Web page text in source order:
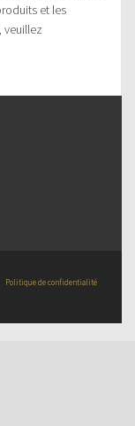
et les
veuillez
Politique de confidentialité